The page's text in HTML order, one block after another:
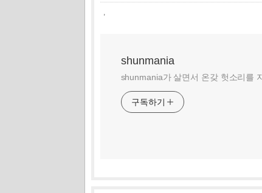
shunmania
shunmania가 살면서 온갖 헛소리를
구독하기